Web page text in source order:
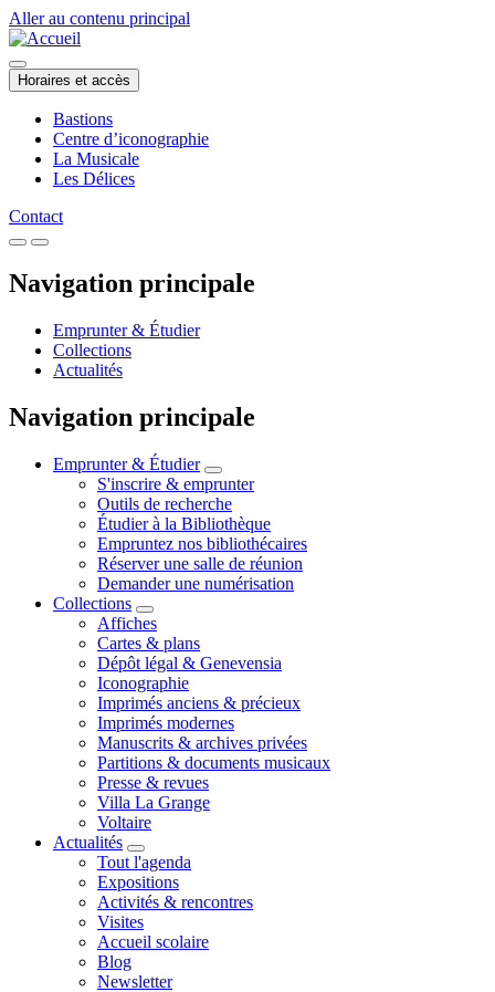
Aller au contenu principal
Horaires et accès
Bastions
Centre d’iconographie
La Musicale
Les Délices
Contact
Navigation principale
Emprunter & Étudier
Collections
Actualités
Navigation principale
Emprunter & Étudier
S'inscrire & emprunter
Outils de recherche
Étudier à la Bibliothèque
Empruntez nos bibliothécaires
Réserver une salle de réunion
Demander une numérisation
Collections
Affiches
Cartes & plans
Dépôt légal & Genevensia
Iconographie
Imprimés anciens & précieux
Imprimés modernes
Manuscrits & archives privées
Partitions & documents musicaux
Presse & revues
Villa La Grange
Voltaire
Actualités
Tout l'agenda
Expositions
Activités & rencontres
Visites
Accueil scolaire
Blog
Newsletter